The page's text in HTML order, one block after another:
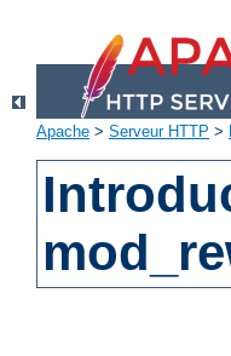
Apache > Serveur HTTP >